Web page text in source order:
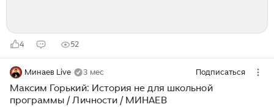
4 52
Минаев Live 3 мес Подписаться
Максим Горький: История не для школьной
программы / Личности / МИНАЕВ